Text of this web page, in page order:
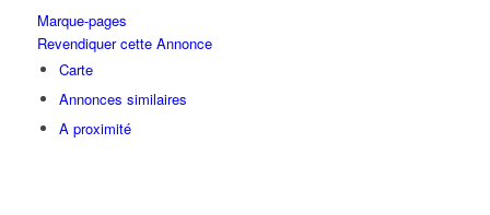
Marque-pages
Revendiquer cette Annonce
Carte
Annonces similaires
A proximité